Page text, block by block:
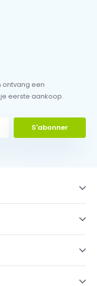
ontvang een
eerste aankoop.
S'abonner